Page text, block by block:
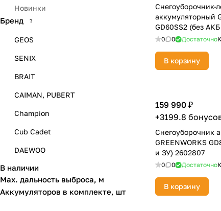
Снегоуборочник-
аккумуляторный
GD60SS2 (без
0 0 Достаточно
В корзину
159 990 ₽
+3199.8
Снегоуборочник
GREENWORKS
и ЗУ) 2602807
0 0 Достаточно
В корзину
Новинки
Бренд ?
GEOS
SENIX
BRAIT
CAIMAN, PUBERT
Champion
Cub Cadet
DAEWOO
DDE
В наличии
Max. дальность выброса, м
Аккумуляторов в комплекте, шт